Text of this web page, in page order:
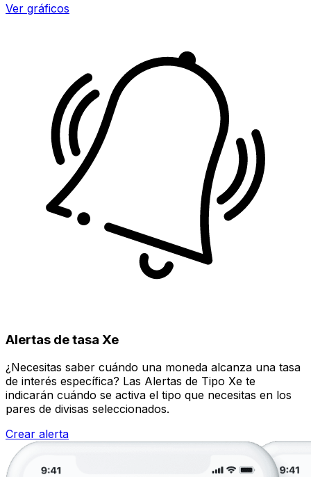
Ver gráficos
Alertas de tasa Xe
¿Necesitas saber cuándo una moneda alcanza una tasa
de interés específica? Las Alertas de Tipo Xe te
indicarán cuándo se activa el tipo que necesitas en los
pares de divisas seleccionados.
Crear alerta